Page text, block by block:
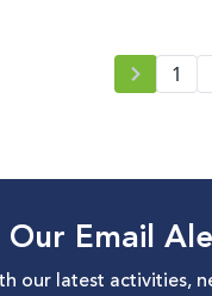
1
Email
our latest activities,